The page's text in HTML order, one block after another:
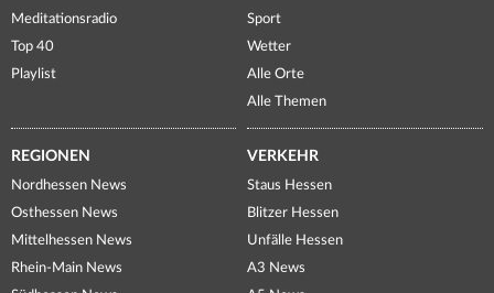
Meditationsradio
Top 40
Playlist
Sport
Wetter
Alle Orte
Alle Themen
REGIONEN
Nordhessen News
Osthessen News
Mittelhessen News
Rhein-Main News
VERKEHR
Staus Hessen
Blitzer Hessen
Unfälle Hessen
A3 News